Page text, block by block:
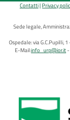
Contatti Privacy
Sede legale,
Ospedale: via G.C.Pupilli,
E-Mail:info_urp@ior.it